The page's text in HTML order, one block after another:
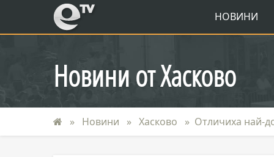
eTV НОВИНИ
Новини от Хасково
Новини Хасково Отличиха най-